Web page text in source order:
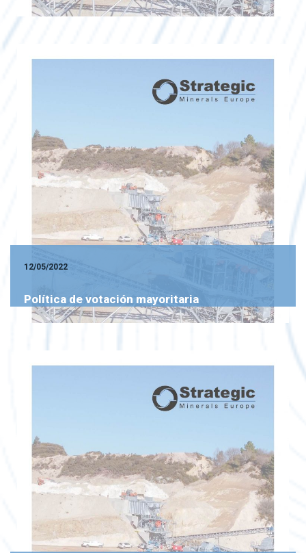
12/05/2022
Política de votación mayoritaria